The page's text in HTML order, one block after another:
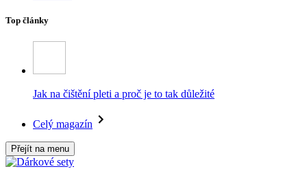
Top články
Jak na čištění pleti a proč je to tak důležité
Celý magazín
Přejít na menu